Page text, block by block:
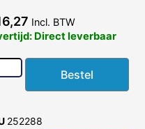
Incl. BTW
Direct leverbaar
Bestel
252288